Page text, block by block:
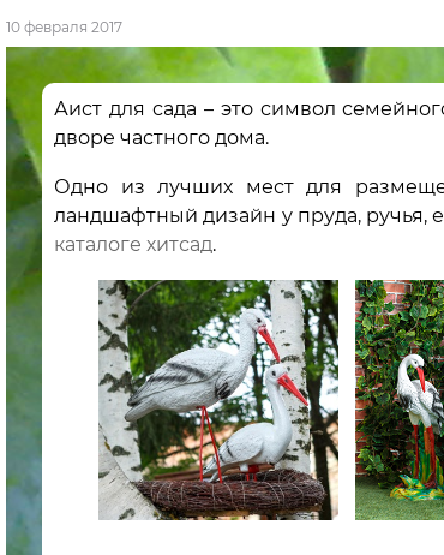
10 февраля 2017
Аист для сада – это символ
дворе частного дома.
Одно из лучших мест для
ландшафтный дизайн у пруда, ручья,
каталоге хитсад.